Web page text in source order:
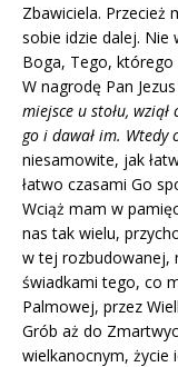
Zbawiciela. Przecież
sobie idzie dalej. Nie
Boga, Tego, którego
W nagrodę Pan
miejsce u stołu, wziął
go i dawał im. Wtedy
niesamowite, jak
łatwo czasami Go
Wciąż mam w
nas tak wielu,
w tej rozbudowanej,
świadkami tego, co
Palmowej, przez
Grób aż do
wielkanocnym, życie